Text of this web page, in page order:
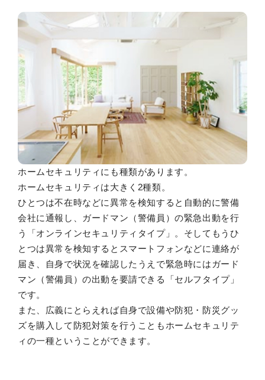
ホームセキュリティにも種類があります。
ホームセキュリティは大きく2種類。
ひとつは不在時などに異常を検知すると自動的に警備
会社に通報し、ガードマン（警備員）の緊急出動を行
う「オンラインセキュリティタイプ」。そしてもうひ
とつは異常を検知するとスマートフォンなどに連絡が
届き、自身で状況を確認したうえで緊急時にはガード
マン（警備員）の出動を要請できる「セルフタイプ」
です。
また、広義にとらえれば自身で設備や防犯・防災グッ
ズを購入して防犯対策を行うこともホームセキュリテ
ィの一種ということができます。